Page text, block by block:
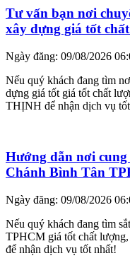
Tư vấn bạn nơi
xây dựng giá tốt
Ngày đăng: 09/08/2026
Nếu quý khách đang tìm
dựng giá tốt giá tốt chất
THỊNH để nhận dịch vụ
Hướng dẫn nơi cung
Chánh Bình Tân
Ngày đăng: 09/08/2026
Nếu quý khách đang tìm
TPHCM giá tốt chất
để nhận dịch vụ tốt nhất!